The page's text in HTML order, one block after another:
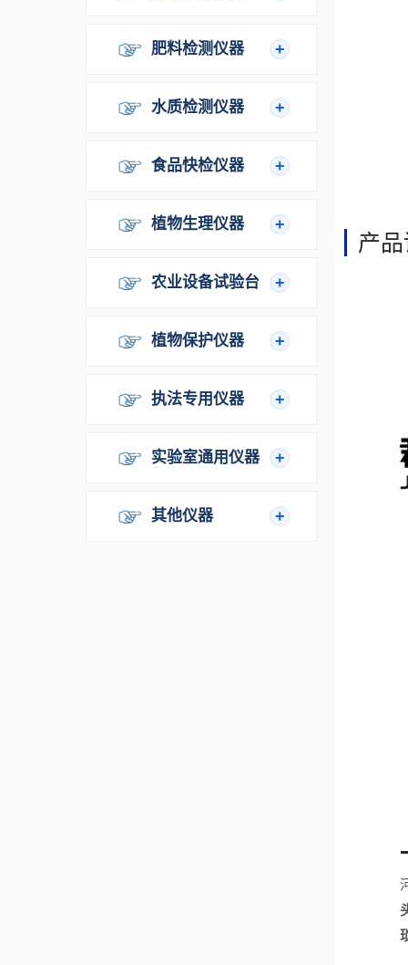
肥料检测仪器
水质检测仪器
食品快检仪器
植物生理仪器
农业设备试验台
植物保护仪器
执法专用仪器
实验室通用仪器
其他仪器
产